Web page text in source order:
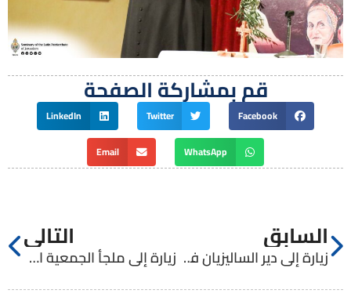
قم بمشاركة الصفحة
Facebook
Twitter
LinkedIn
WhatsApp
Email
السابق
زيارة إلى دير الساليزيان في بيت لحم
التالي
زيارة إلى ملجأ الجمعية الأنطونية في بيت لحم